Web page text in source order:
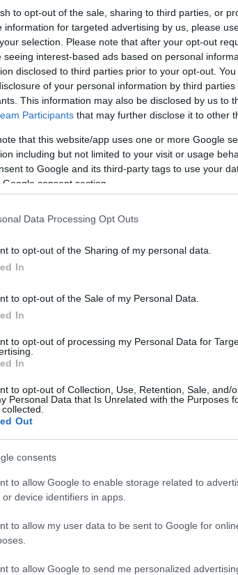
to opt-out of the sale, sharing to third parties, or
information for targeted advertising by us, please
selection. Please note that after your opt-out
seeing interest-based ads based on personal
disclosed to third parties prior to your opt-out.
of your personal information by third parties
This information may also be disclosed by us to
Participants that may further disclose it to other
that this website/app uses one or more Google
including but not limited to your visit or usage
to Google and its third-party tags to use your
Google consent section.
Data Processing Opt Outs
to opt-out of the Sharing of my personal data.
In
to opt-out of the Sale of my Personal Data.
In
to opt-out of processing my Personal Data for
In
to opt-out of Collection, Use, Retention, Sale, and/
Personal Data that Is Unrelated with the Purposes
Out
consents
to allow Google to enable storage related to
or device identifiers in apps.
to allow my user data to be sent to Google for
to allow Google to send me personalized